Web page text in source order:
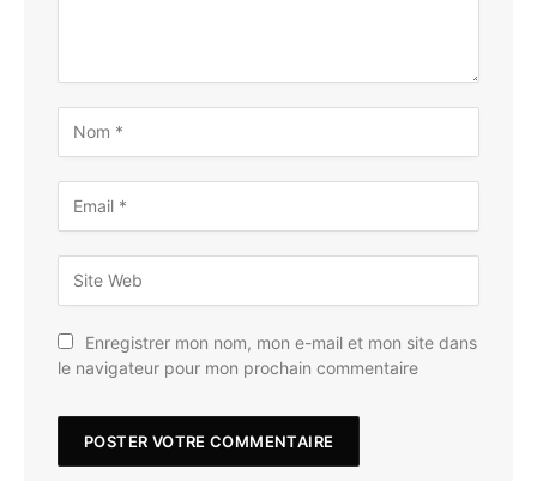
Enregistrer mon nom, mon e-mail et mon site dans
le navigateur pour mon prochain commentaire